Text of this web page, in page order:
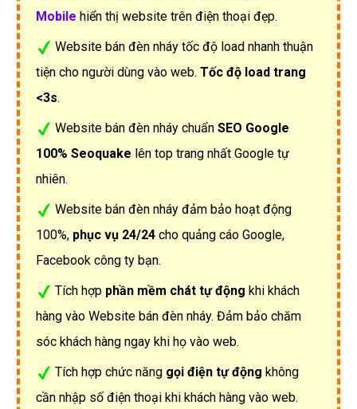
Mobile hiển thị website trên điện thoại đẹp.
Website bán đèn nháy tốc độ load nhanh thuận
tiện cho người dùng vào web. Tốc độ load trang
<3s.
Website bán đèn nháy chuẩn SEO Google
100% Seoquake lên top trang nhất Google tự
nhiên.
Website bán đèn nháy đảm bảo hoạt động
100%, phục vụ 24/24 cho quảng cáo Google,
Facebook công ty bạn.
Tích hợp phần mềm chát tự động khi khách
hàng vào Website bán đèn nháy. Đảm bảo chăm
sóc khách hàng ngay khi họ vào web.
Tích hợp chức năng gọi điện tự động không
cần nhập số điện thoại khi khách hàng vào web.